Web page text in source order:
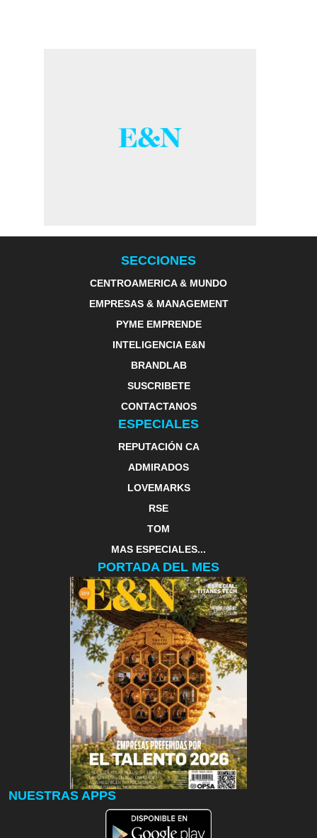
SECCIONES
CENTROAMERICA & MUNDO
EMPRESAS & MANAGEMENT
PYME EMPRENDE
INTELIGENCIA E&N
BRANDLAB
SUSCRIBETE
CONTACTANOS
ESPECIALES
REPUTACIÓN CA
ADMIRADOS
LOVEMARKS
RSE
TOM
MAS ESPECIALES...
PORTADA DEL MES
NUESTRAS APPS